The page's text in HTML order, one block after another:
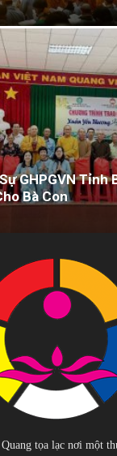
GHPGVN Tỉnh
Bà Con
tọa lạc nơi một